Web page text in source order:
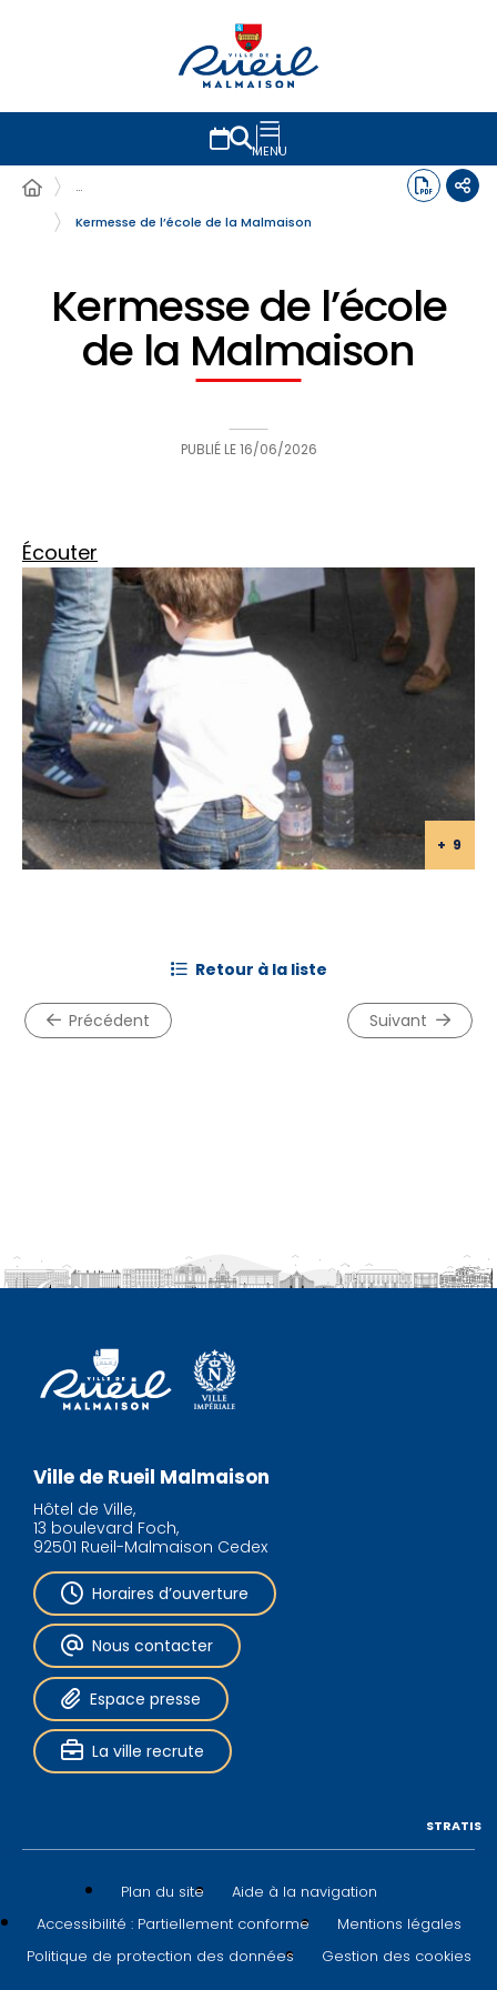
MENU
…
Kermesse de l’école de la Malmaison
Kermesse de l’école
de la Malmaison
PUBLIÉ LE 16/06/2026
Écouter
+ 9
+ 9
précédent
retour à la liste
suivant
Ville de Rueil Malmaison
Hôtel de Ville,
13 boulevard Foch,
92501 Rueil-Malmaison Cedex
Horaires d’ouverture
Nous contacter
Espace presse
La ville recrute
Plan du site
Aide à la navigation
Accessibilité : Partiellement conforme
Mentions légales
Politique de protection des données
Gestion des cookies
STRATIS